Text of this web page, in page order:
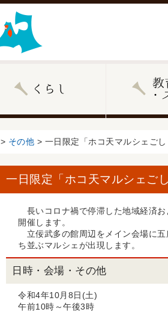
> その他 > 一日限定「ホコ天マルシェご
一日限定「ホコ天マルシェご
長いコロナ禍で停滞した地域経済お
開催します。
立佞武多の館周辺をメイン会場に五
ち並ぶマルシェが出現します。
日時・会場・その他
令和4年10月8日(土)
午前10時～午後3時